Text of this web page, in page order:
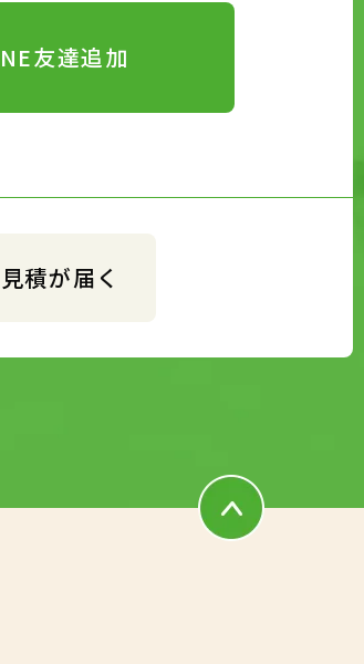
友達追加
積が届く